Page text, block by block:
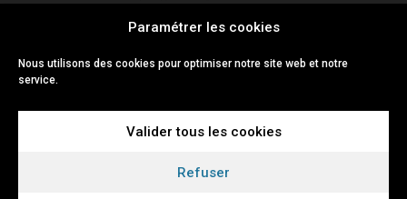
Paramétrer les cookies
Nous utilisons des cookies pour optimiser notre site web et notre
service.
Valider tous les cookies
Refuser